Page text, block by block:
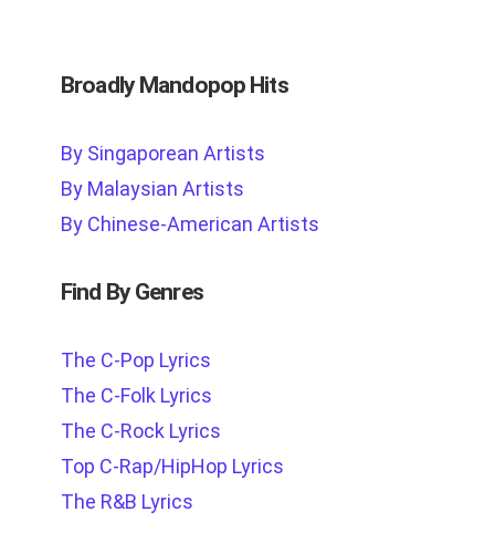
Broadly Mandopop Hits
By Singaporean Artists
By Malaysian Artists
By Chinese-American Artists
Find By Genres
The C-Pop Lyrics
The C-Folk Lyrics
The C-Rock Lyrics
Top C-Rap/HipHop Lyrics
The R&B Lyrics